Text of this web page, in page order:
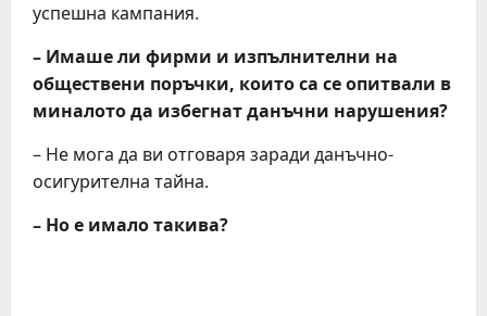
успешна кампания.
– Имаше ли фирми и изпълнителни на
обществени поръчки, които са се опитвали в
миналото да избегнат данъчни нарушения?
– Не мога да ви отговаря заради данъчно-
осигурителна тайна.
– Но е имало такива?